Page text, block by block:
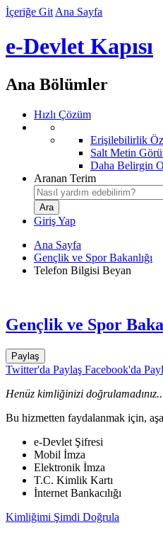
İçeriğe Git Ana Sayfa
e-Devlet Kapısı
Ana Bölümler
Hızlı Çözüm
Erişilebilirlik
Salt Metin
Daha Belirgin
Aranan Terim
Giriş Yap
Ana Sayfa
Gençlik ve Spor Bakanlığı
Telefon Bilgisi Beyan
Gençlik ve Spor
Paylaş
Twitter'da Paylaş Facebook'da
Henüz kimliğinizi
Bu hizmetten faydalanmak için,
e-Devlet Şifresi
Mobil İmza
Elektronik İmza
T.C. Kimlik Kartı
İnternet Bankacılığı
Kimliğimi Şimdi Doğrula